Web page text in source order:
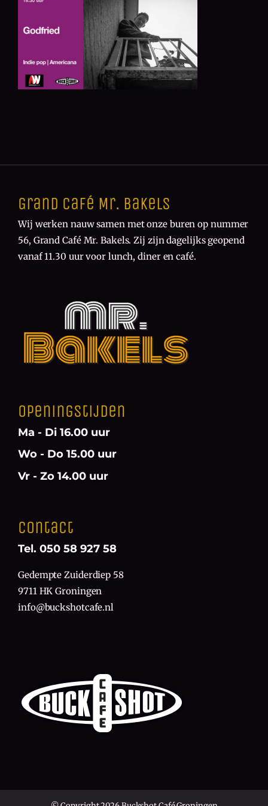
Grand Café Mr. Bakels
Wij werken nauw samen met onze buren op nummer
56, Grand Café Mr. Bakels. Zij zijn dagelijks geopend
vanaf 11.30 uur voor lunch, diner en café.
Openingstijden
Ma - Di 16.00 uur
Wo - Do 15.00 uur
Vr - Zo 14.00 uur
Contact
Tel. 050 58 927 58
Gedempte Zuiderdiep 58
9711 HK Groningen
info@buckshotcafe.nl